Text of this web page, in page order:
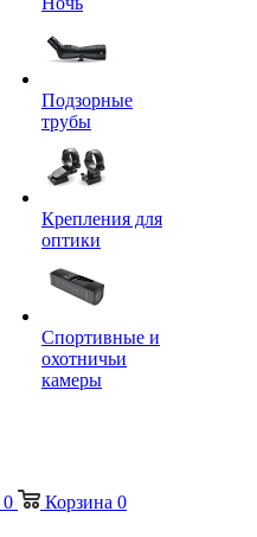
Подзорные
трубы
Крепления для
оптики
Спортивные и
охотничьи
камеры
0 Корзина 0